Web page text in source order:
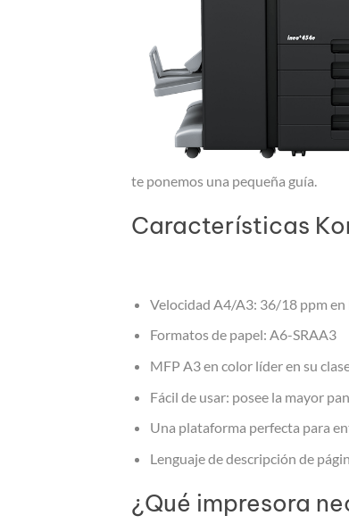
te ponemos una pequeña guía.
Características
Velocidad A4/A3: 36/18 ppm en
Formatos de papel: A6-SRAA3
MFP A3 en color líder en su
Fácil de usar: posee la mayor
Una plataforma perfecta para
Lenguaje de descripción de
¿Qué impresora